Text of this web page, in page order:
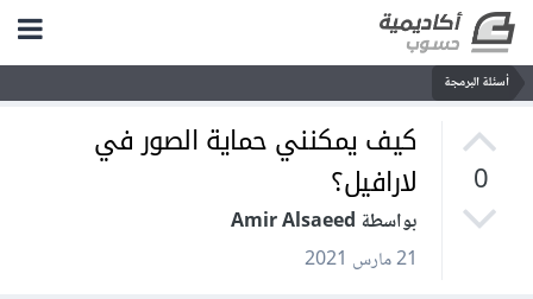
أسئلة البرمجة
0
كيف يمكنني حماية الصور في
لارافيل؟
بواسطة Amir Alsaeed
21 مارس 2021